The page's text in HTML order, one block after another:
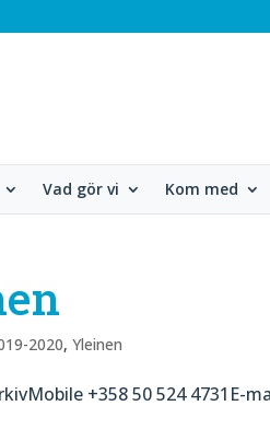
Vad gör vi Kom med
2020,Yleinen
+358 50 524 4731E-